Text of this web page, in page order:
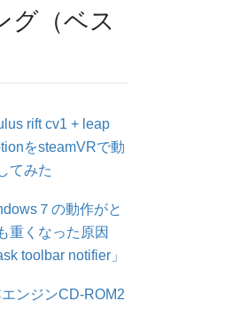
グ（ベス
rift cv1 + leap
をsteamVRで動
てみた
７の動作がと
重くなった原因
toolbar notifier」
エンジンCD-ROM2